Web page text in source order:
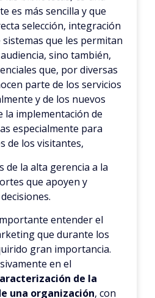
es más sencilla y que
selección, integración
que les permitan
sino también,
que, por diversas
parte de los servicios
y de los nuevos
la implementación de
especialmente para
de los visitantes,
de la alta gerencia a la
que apoyen y
entender el
que durante los
gran importancia.
en el
de la
una organización, con